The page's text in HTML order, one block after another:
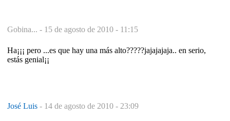
Gobina... - 15 de agosto de 2010 - 11:15
Ha¡¡¡ pero ...es que hay una más alto?????jajajajaja.. en serio,
estás genial¡¡
José Luis - 14 de agosto de 2010 - 23:09